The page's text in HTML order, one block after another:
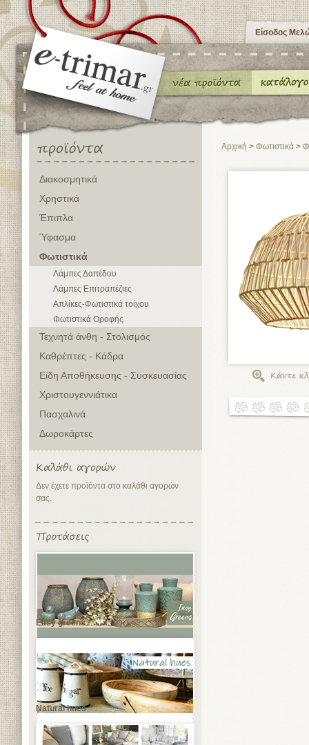
Είσοδος
Διακοσμητικά
Χρηστικά
Έπιπλα
Ύφασμα
Φωτιστικά
Λάμπες Δαπέδου
Λάμπες Επιτραπέζιες
Απλίκες-Φωτιστικά τοίχου
Φωτιστικά Οροφής
Τεχνητά άνθη - Στολισμός
Καθρέπτες - Κάδρα
Είδη Αποθήκευσης - Συσκευασίας
Χριστουγεννιάτικα
Πασχαλινά
Δωροκάρτες
Δεν έχετε προϊόντα στο καλάθι αγορών
σας.
Easy greens
Natural hues
Αρχική > Φωτιστικά >